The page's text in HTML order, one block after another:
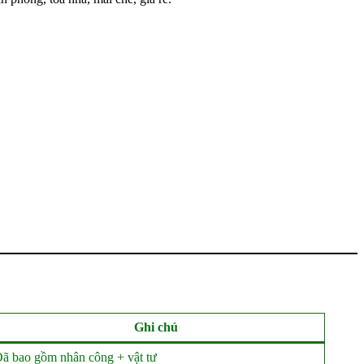
Ghi chú
bao gồm nhân công + vật tư